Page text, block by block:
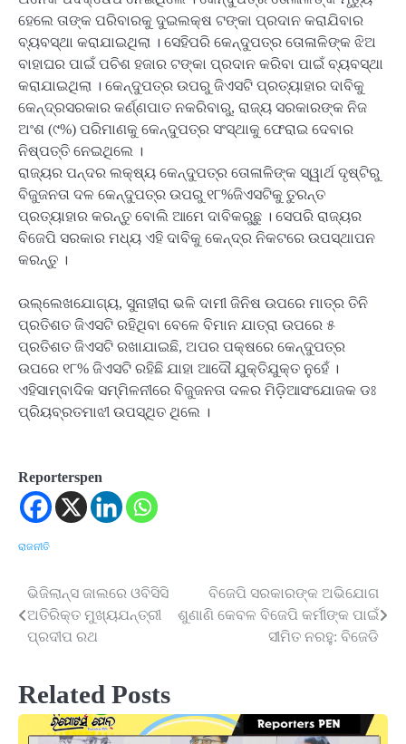
ହେଲେ ତାଙ୍କ ପରିବାରକୁ ଦୁଇଲକ୍ଷ ଟଙ୍କା ପ୍ରଦାନ କରାଯିବାର
ବ୍ୟବସ୍ଥା କରାଯାଇଥିଲା । ସେହିପରି କେନ୍ଦୁପତ୍ର ତୋଳାଳିଙ୍କ ଝିଅ
ବାହାଘର ପାଇଁ ପଚିଶ ହଜାର ଟଙ୍କା ପ୍ରଦାନ କରିବା ପାଇଁ ବ୍ୟବସ୍ଥା
କରାଯାଇଥିଲା । କେନ୍ଦୁପତ୍ର ଉପରୁ ଜିଏସଟି ପ୍ରତ୍ୟାହାର ଦାବିକୁ
କେନ୍ଦ୍ରସରକାର କର୍ଣ୍ଣପାତ ନକରିବାରୁ, ରାଜ୍ୟ ସରକାରଙ୍କ ନିଜ
ଅଂଶ (୯%) ପରିମାଣକୁ କେନ୍ଦୁପତ୍ର ସଂସ୍ଥାକୁ ଫେରାଇ ଦେବାର
ନିଷ୍ପତ୍ତି ନେଇଥିଲେ ।
ରାଜ୍ୟର ପନ୍ଦର ଲକ୍ଷ୍ୟ କେନ୍ଦୁପତ୍ର ତୋଳାଳିଙ୍କ ସ୍ୱାର୍ଥ ଦୃଷ୍ଟିରୁ
ବିଜୁଜନତା ଦଳ କେନ୍ଦୁପତ୍ର ଉପରୁ ୧୮%ଜିଏସଟିକୁ ତୁରନ୍ତ
ପ୍ରତ୍ୟାହାର କରନ୍ତୁ ବୋଲି ଆମେ ଦାବିକରୁଛୁ । ସେପରି ରାଜ୍ୟର
ବିଜେପି ସରକାର ମଧ୍ୟ ଏହି ଦାବିକୁ କେନ୍ଦ୍ର ନିକଟରେ ଉପସ୍ଥାପନ
କରନ୍ତୁ ।
ଉଲ୍ଲେଖଯୋଗ୍ୟ, ସୁନାହୀରା ଭଳି ଦାମୀ ଜିନିଷ ଉପରେ ମାତ୍ର ତିନି
ପ୍ରତିଶତ ଜିଏସଟି ରହିଥିବା ବେଳେ ବିମାନ ଯାତ୍ରା ଉପରେ ୫
ପ୍ରତିଶତ ଜିଏସଟି ରଖାଯାଇଛି, ଅପର ପକ୍ଷରେ କେନ୍ଦୁପତ୍ର
ଉପରେ ୧୮% ଜିଏସଟି ରହିଛି ଯାହା ଆଦୌ ଯୁକ୍ତିଯୁକ୍ତ ନୁହେଁ ।
ଏହିସାମ୍ବାଦିକ ସମ୍ମିଳନୀରେ ବିଜୁଜନତା ଦଳର ମିଡ଼ିଆସଂଯୋଜକ ଡଃ
ପ୍ରିୟବ୍ରତମାଝୀ ଉପସ୍ଥିତ ଥିଲେ ।
Reporterspen
ରାଜନୀତି
Post
navigation
ଭିଜିଲାନ୍ସ ଜାଲରେ ଓବିସିସି
ଅତିରିକ୍ତ ମୁଖ୍ୟଯନ୍ତ୍ରୀ
ପ୍ରଦୀପ ରଥ
ବିଜେପି ସରକାରଙ୍କ ଅଭିଯୋଗ
ଶୁଣାଣି କେବଳ ବିଜେପି କର୍ମୀଙ୍କ ପାଇଁ
ସୀମିତ ନରହୁ: ବିଜେଡି
Related Posts